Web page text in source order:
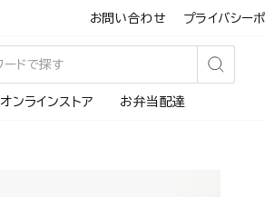
お問い合わせ プライバシー
検
オンラインストア お弁当配達